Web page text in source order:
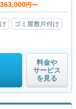
363,000円〜
ゴミ屋敷片付け
料金や
サービス
を見る